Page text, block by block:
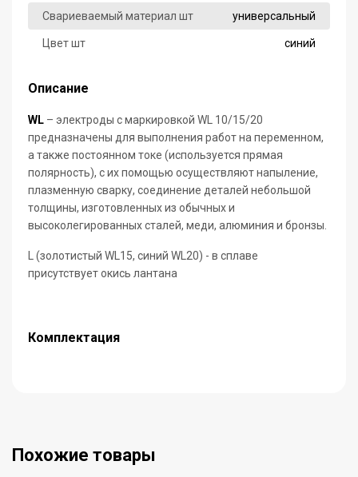
Свариеваемый материал шт универсальный
Цвет шт синий
Описание
WL – электроды с маркировкой WL 10/15/20
предназначены для выполнения работ на переменном,
а также постоянном токе (используется прямая
полярность), с их помощью осуществляют напыление,
плазменную сварку, соединение деталей небольшой
толщины, изготовленных из обычных и
высоколегированных сталей, меди, алюминия и бронзы.
L (золотистый WL15, синий WL20) - в сплаве
присутствует окись лантана
Комплектация
Похожие товары